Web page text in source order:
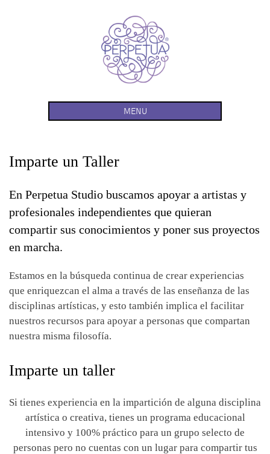
Perpetua Studio
visual arts & crafts studio
MENU
Imparte un Taller
En Perpetua Studio buscamos apoyar a artistas y
profesionales independientes que quieran
compartir sus conocimientos y poner sus proyectos
en marcha.
Estamos en la búsqueda continua de crear experiencias
que enriquezcan el alma a través de las enseñanza de las
disciplinas artísticas, y esto también implica el facilitar
nuestros recursos para apoyar a personas que compartan
nuestra misma filosofía.
Imparte un taller
Si tienes experiencia en la impartición de alguna disciplina
artística o creativa, tienes un programa educacional
intensivo y 100% práctico para un grupo selecto de
personas pero no cuentas con un lugar para compartir tus